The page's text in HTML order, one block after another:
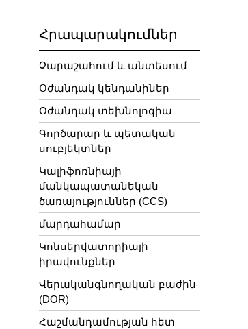
Հրապարակումներ
Չարաշահում և անտեսում
Օժանդակ կենդանիներ
Օժանդակ տեխնոլոգիա
Գործարար և պետական
սուբյեկտներ
Կալիֆոռնիայի
մանկապատանեկան
ծառայություններ (CCS)
մարդահամար
Կոնսերվատորիայի
իրավունքներ
Վերականգնողական բաժին
(DOR)
Հաշմանդամության հետ